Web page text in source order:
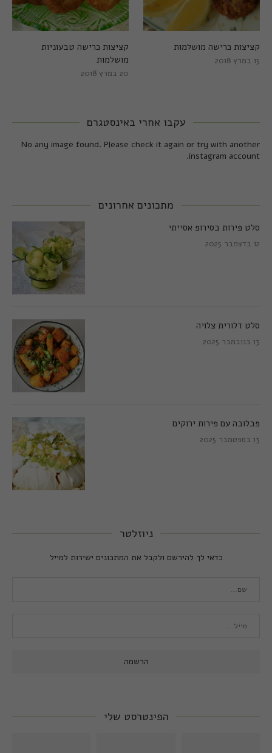
קציצות כרישה טבעוניות
מושלמות
20 במרץ 2018
קציצות כרישה מושלמות
15 במרץ 2018
עקבו אחרי באינסטגרם
No any image found. Please check it again or try with another
instagram account.
מתכונים אחרונים
סלט פירות בסירופ אסייתי
12 בדצמבר 2025
סלט דלורית צלויה
13 בנובמבר 2025
פבלובה עם פירות ירוקים
13 בספטמבר 2025
ניוזלטר
כדאי לך להירשם ולקבל את המתכונים ישירות למייל
הפינטרסט שלי